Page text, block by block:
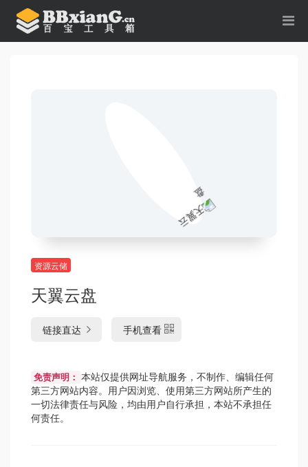
资源云储
天翼云盘
链接直达 手机查看
免责声明： 本站仅提供网址导航服务，不制作、编辑任何
第三方网站内容。用户因浏览、使用第三方网站所产生的
一切法律责任与风险，均由用户自行承担，本站不承担任
何责任。